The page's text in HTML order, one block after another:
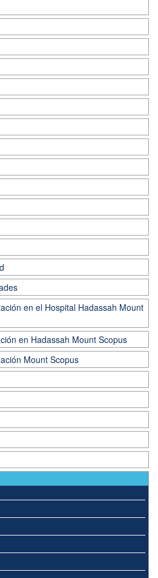
en el Hospital Hadassah Mount
en Hadassah Mount Scopus
Mount Scopus